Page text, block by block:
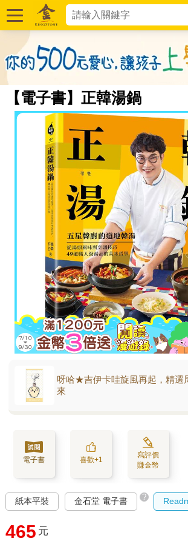
【電子書】正韓湯鍋
呀哈★吉伊卡哇旋風再起，精選
來
電子書 喜歡+1
寫評價
賺金幣
紙本平裝 金石堂 電子書 ?
465 元